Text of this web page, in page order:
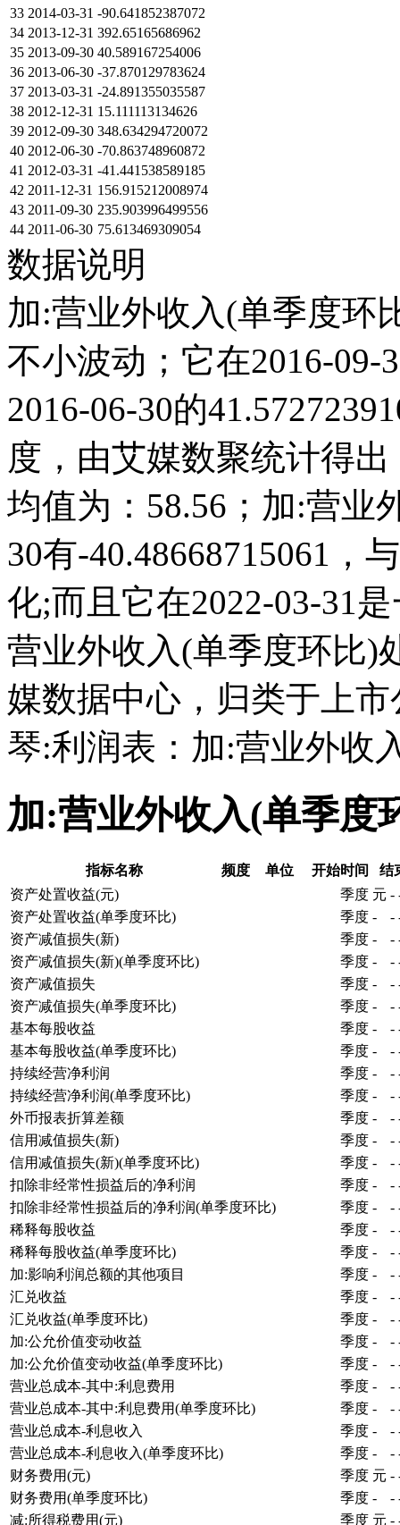
33 2014-03-31 -90.641852387072
34 2013-12-31 392.65165686962
35 2013-09-30 40.589167254006
36 2013-06-30 -37.870129783624
37 2013-03-31 -24.891355035587
38 2012-12-31 15.111113134626
39 2012-09-30 348.634294720072
40 2012-06-30 -70.863748960872
41 2012-03-31 -41.441538589185
42 2011-12-31 156.915212008974
43 2011-09-30 235.903996499556
44 2011-06-30 75.613469309054
数据说明
加:营业外收入(单季度环
不小波动；它在2016-09-
2016-06-30的
度，由艾媒数聚统计得
均值为：58.56；加:营业
30有-40.48668715061，
化;而且它在2022-03-31
营业外收入(单季度环比)
媒数据中心，归类于上
琴:利润表：加:营业外收
加:营业外收入(单季度
指标名称 频度 单位 开始时间
结
资产处置收益(元)
季度 元 -
资产处置收益(单季度环比)
季度 - -
资产减值损失(新)
季度 - -
资产减值损失(新)(单季度环比)
季度 - -
资产减值损失
季度 - -
资产减值损失(单季度环比)
季度 - -
基本每股收益
季度 - -
基本每股收益(单季度环比)
季度 - -
持续经营净利润
季度 - -
持续经营净利润(单季度环比)
季度 - -
外币报表折算差额
季度 - -
信用减值损失(新)
季度 - -
信用减值损失(新)(单季度环比)
季度 - -
扣除非经常性损益后的净利润
季度 - -
扣除非经常性损益后的净利润(单季度环比)
季度 - -
稀释每股收益
季度 - -
稀释每股收益(单季度环比)
季度 - -
加:影响利润总额的其他项目
季度 - -
汇兑收益
季度 - -
汇兑收益(单季度环比)
季度 - -
加:公允价值变动收益
季度 - -
加:公允价值变动收益(单季度环比)
季度 - -
营业总成本-其中:利息费用
季度 - -
营业总成本-其中:利息费用(单季度环比)
季度 - -
营业总成本-利息收入
季度 - -
营业总成本-利息收入(单季度环比)
季度 - -
财务费用(元)
季度 元 -
财务费用(单季度环比)
季度 - -
减:所得税费用(元)
季度 元 -